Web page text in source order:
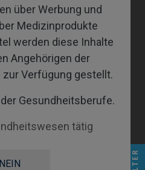
über Werbung und
Medizinprodukte
werden diese Inhalte
Angehörigen der
Verfügung gestellt.
Gesundheitsberufe.
tätig
NEIN